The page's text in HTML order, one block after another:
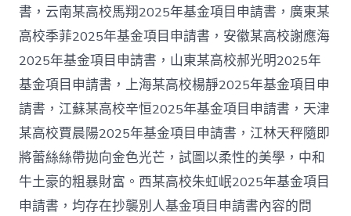
書，云南某高校馬翔2025年基金項目申請書，廣東某
高校季菲2025年基金項目申請書，安徽某高校謝應海
2025年基金項目申請書，山東某高校郝光明2025年
基金項目申請書，上海某高校楊靜2025年基金項目申
請書，江蘇某高校辛恒2025年基金項目申請書，天津
某高校賈晨陽2025年基金項目申請書，江林天秤隨即
將蕾絲絲帶拋向金色光芒，試圖以柔性的美學，中和
牛土豪的粗暴財富。西某高校朱虹岷2025年基金項目
申請書，均存在抄襲別人基金項目申請書內容的問